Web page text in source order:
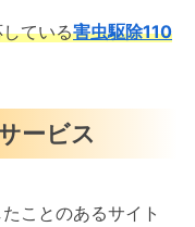
ている害虫駆除110
ービス
ことのあるサイト